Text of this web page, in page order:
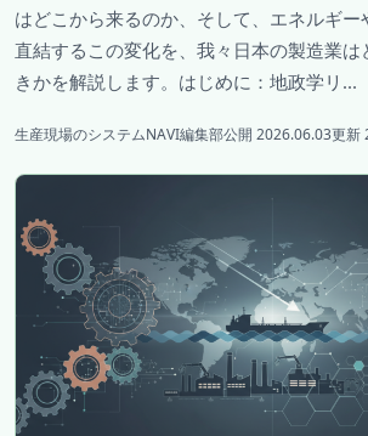
はどこから来るのか、そして、エネルギ
直結するこの変化を、我々日本の製造業
きかを解説します。はじめに：地政学リ...
生産現場のシステムNAVI編集部公開 2026.06.03更新